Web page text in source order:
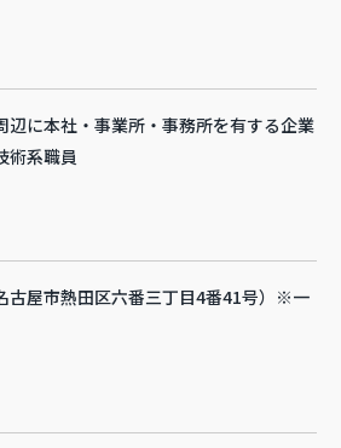
辺に本社・事業所・事務所を有する企業
術系職員
古屋市熱田区六番三丁目4番41号）※一